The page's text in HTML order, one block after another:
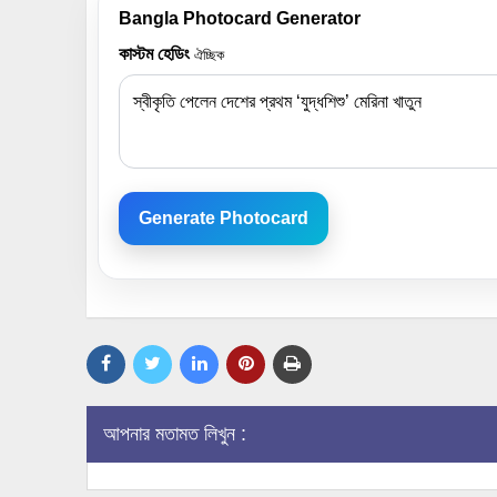
Bangla Photocard Generator
কাস্টম হেডিং ঐচ্ছিক
Generate Photocard
আপনার মতামত লিখুন :